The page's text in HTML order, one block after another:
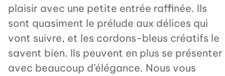
plaisir avec une petite entrée raffinée. Ils
sont quasiment le prélude aux délices qui
vont suivre, et les cordons-bleus créatifs le
savent bien. Ils peuvent en plus se présenter
avec beaucoup d’élégance. Nous vous